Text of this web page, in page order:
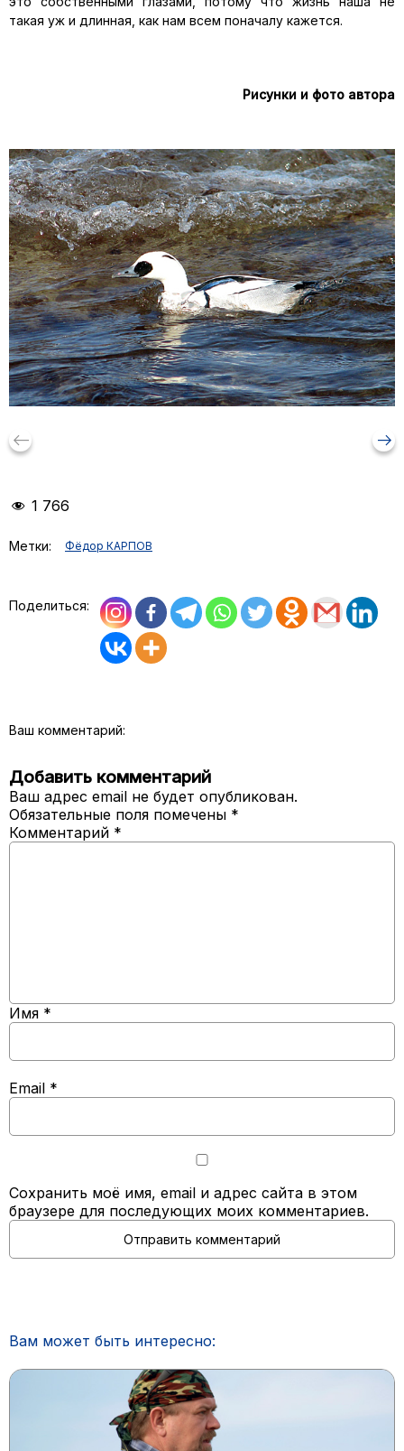
такая уж и длинная, как нам всем поначалу кажется.
Рисунки и фото автора
keyboard_backspace arrow_right_alt
1 766
Метки: Фёдор КАРПОВ
Поделиться:
Ваш комментарий:
Добавить комментарий
Ваш адрес email не будет опубликован.
Обязательные поля помечены *
Комментарий *
Имя *
Email *
Сохранить моё имя, email и адрес сайта в этом
браузере для последующих моих комментариев.
Вам может быть интересно: